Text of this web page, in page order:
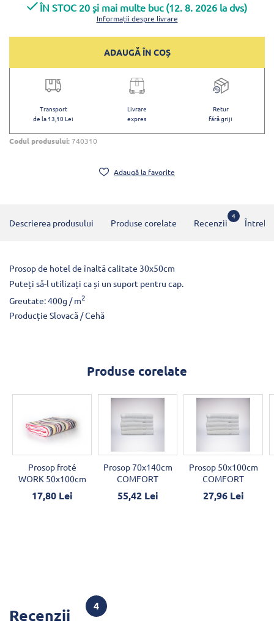
ÎN STOC 20 și mai multe buc (12. 8. 2026 la dvs)
Informații despre livrare
ADAUGĂ ÎN COȘ
Transport
de la 13,10 Lei
Livrare
expres
Retur
fără griji
Codul produsului:740310
Adaugă la favorite
Descrierea produsului Produse corelate Recenzii
4
Prosop de hotel de înaltă calitate 30x50cm
Puteți să-l utilizați ca și un suport pentru cap.
Greutate: 400g / m2
Producție Slovacă / Cehă
Produse corelate
Prosop froté
WORK 50x100cm
17,80 Lei
Prosop 70x140cm
COMFORT
55,42 Lei
Prosop 50x100cm
COMFORT
27,96 Lei
Recenzii 4